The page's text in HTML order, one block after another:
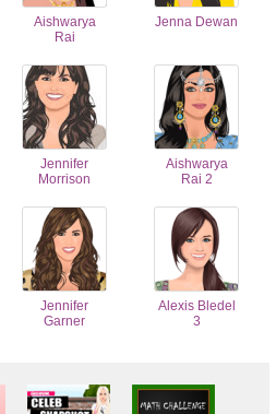
Aishwarya
Rai
Jenna Dewan
Jennifer
Morrison
Aishwarya
Rai 2
Jennifer
Garner
Alexis Bledel
3